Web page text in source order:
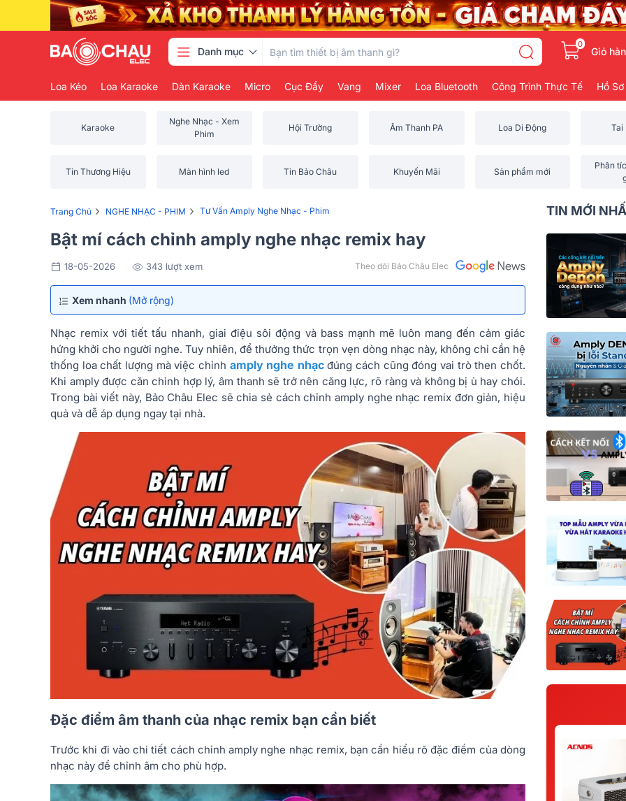
Danh mục
0
Giỏ
Loa Kéo Loa Karaoke Dàn Karaoke Micro Cục Đẩy Vang Mixer Loa Bluetooth Công Trình Thực Tế Hồ
Karaoke
Nghe Nhạc - Xem
Phim
Hội Trường Âm Thanh PA Loa Di Động Tai
Tin Thương Hiệu Màn hình led Tin Bảo Châu Khuyến Mãi Sản phẩm mới
Phân
Trang Chủ › NGHE NHẠC - PHIM › Tư Vấn Amply Nghe Nhạc - Phim
Bật mí cách chỉnh amply nghe nhạc remix hay
18-05-2026 343 lượt xem Theo dõi Bảo Châu Elec
Xem nhanh (Mở rộng)
Nhạc remix với tiết tấu nhanh, giai điệu sôi động và bass mạnh mẽ luôn mang đến cảm giác
hứng khởi cho người nghe. Tuy nhiên, để thưởng thức trọn vẹn dòng nhạc này, không chỉ cần hệ
thống loa chất lượng mà việc chỉnh amply nghe nhạcđúng cách cũng đóng vai trò then chốt.
Khi amply được căn chỉnh hợp lý, âm thanh sẽ trở nên căng lực, rõ ràng và không bị ù hay chói.
Trong bài viết này, Bảo Châu Elec sẽ chia sẻ cách chỉnh amply nghe nhạc remix đơn giản, hiệu
quả và dễ áp dụng ngay tại nhà.
Đặc điểm âm thanh của nhạc remix bạn cần biết
Trước khi đi vào chi tiết cách chỉnh amply nghe nhạc remix, bạn cần hiểu rõ đặc điểm của dòng
nhạc này để chỉnh âm cho phù hợp.
TIN MỚI